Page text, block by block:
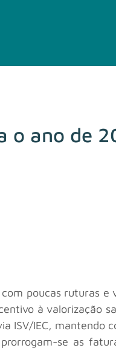
o ano de
poucas ruturas e
à valorização
ISV/IEC, mantendo
se as